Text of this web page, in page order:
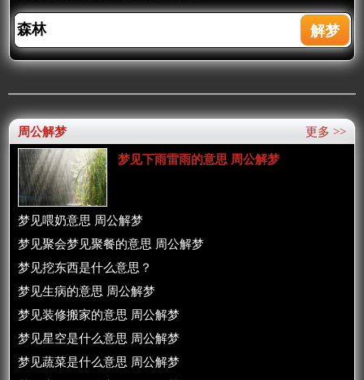
更多 >>
周公解梦
梦见下雨雷雨的意思 周公解梦
梦见喂奶意思 周公解梦
梦见聚会梦见聚餐的意思 周公解梦
梦见挖东西是什么意思？
梦见生病的意思 周公解梦
梦见装修搬家的意思 周公解梦
梦见星空是什么意思 周公解梦
梦见蔬菜是什么意思 周公解梦